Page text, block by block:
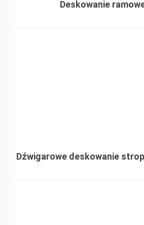
Deskowanie
Dźwigarowe deskowanie